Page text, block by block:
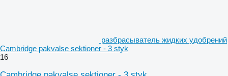
разбрасыватель жидких удобрений
Cambridge pakvalse sektioner - 3 styk
16